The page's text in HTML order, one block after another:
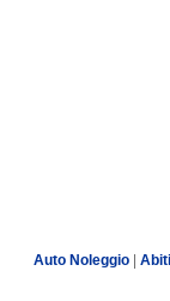
Auto Noleggio